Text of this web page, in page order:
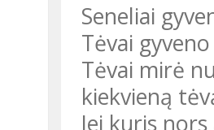
Seneliai
Tėvai
Tėvai mirė
kiekvieną
Jei kuris